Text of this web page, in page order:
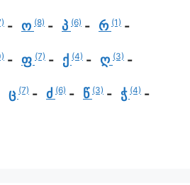
ო (8) პ (6) რ (1)
ფ (7) ქ (4) ღ (3)
ც (7) ძ (6) წ (3) ჭ (4)